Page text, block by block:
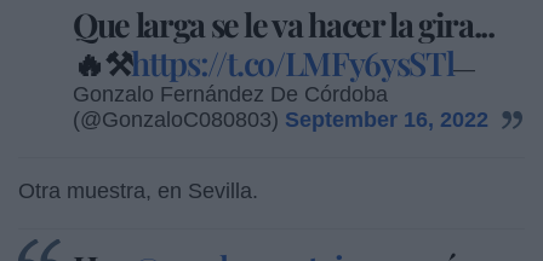
Que larga se le va hacer la gira...
🔥⚒️https://t.co/LMFy6ysSTl—
Gonzalo Fernández De Córdoba
(@GonzaloC080803) September 16, 2022
Otra muestra, en Sevilla.